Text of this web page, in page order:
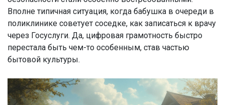
Вполне типичная ситуация, когда бабушка в очереди в
поликлинике советует соседке, как записаться к врачу
через Госуслуги. Да, цифровая грамотность быстро
перестала быть чем-то особенным, став частью
бытовой культуры.